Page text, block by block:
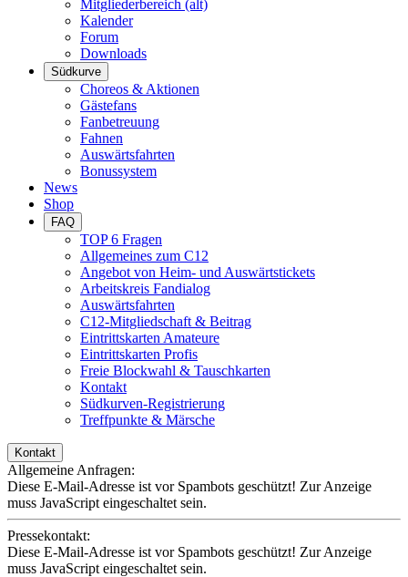
Mitgliederbereich (alt)
Kalender
Forum
Downloads
Südkurve
Choreos & Aktionen
Gästefans
Fanbetreuung
Fahnen
Auswärtsfahrten
Bonussystem
News
Shop
FAQ
TOP 6 Fragen
Allgemeines zum C12
Angebot von Heim- und Auswärtstickets
Arbeitskreis Fandialog
Auswärtsfahrten
C12-Mitgliedschaft & Beitrag
Eintrittskarten Amateure
Eintrittskarten Profis
Freie Blockwahl & Tauschkarten
Kontakt
Südkurven-Registrierung
Treffpunkte & Märsche
Kontakt
Allgemeine Anfragen:
Diese E-Mail-Adresse ist vor Spambots geschützt! Zur Anzeige
muss JavaScript eingeschaltet sein.
Pressekontakt:
Diese E-Mail-Adresse ist vor Spambots geschützt! Zur Anzeige
muss JavaScript eingeschaltet sein.